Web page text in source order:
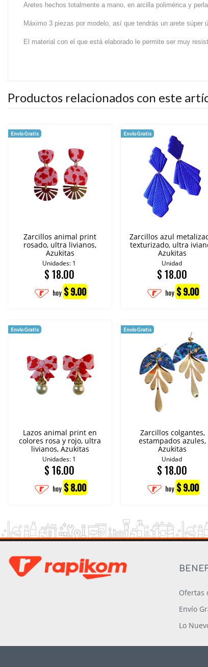
Aretes hechos totalmente a mano, en arcilla polimérica y
Máximo 3 piezas por modelo, así que tendrás un arete súper
El material con el que está elaborado le permite ser muy
Productos relacionados con este
Envío Gratis
Zarcillos animal print
rosado, ultra livianos,
Azukitas
Unidades: 1
$ 18.00
hoy $ 9.00
Envío Gratis
Lazos animal print en
colores rosa y rojo, ultra
livianos, Azukitas
Unidades: 1
$ 16.00
hoy $ 8.00
Envío Gratis
Zarcillos azul
texturizado, ultra
Azukitas
Unidad
$ 18.00
hoy $ 9.00
Envío Gratis
Zarcillos colgantes,
estampados azules,
Azukitas
Unidad
$ 18.00
hoy $ 9.00
Ofertas
Envío
Lo